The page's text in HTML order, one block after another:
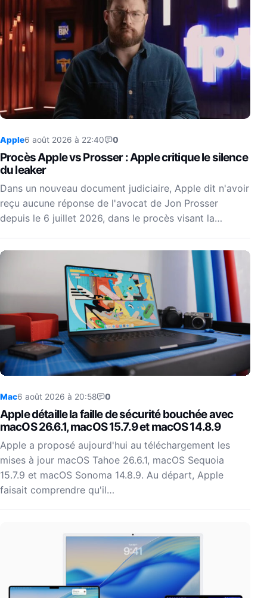
Apple6 août 2026 à 22:40 0
Procès Apple vs Prosser : Apple critique le silence
du leaker
Dans un nouveau document judiciaire, Apple dit n'avoir
reçu aucune réponse de l'avocat de Jon Prosser
depuis le 6 juillet 2026, dans le procès visant la…
Mac6 août 2026 à 20:58 0
Apple détaille la faille de sécurité bouchée avec
macOS 26.6.1, macOS 15.7.9 et macOS 14.8.9
Apple a proposé aujourd'hui au téléchargement les
mises à jour macOS Tahoe 26.6.1, macOS Sequoia
15.7.9 et macOS Sonoma 14.8.9. Au départ, Apple
faisait comprendre qu'il…